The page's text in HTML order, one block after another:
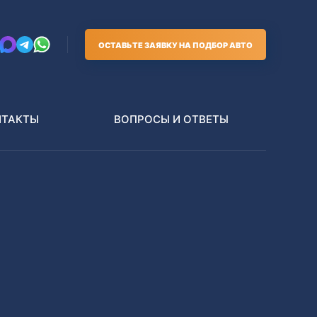
ОСТАВЬТЕ ЗАЯВКУ НА ПОДБОР АВТО
ВОПРОСЫ И ОТВЕТЫ